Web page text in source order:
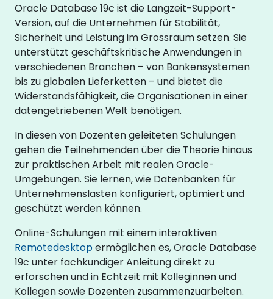
Oracle Database 19c ist die Langzeit-Support-
Version, auf die Unternehmen für Stabilität,
Sicherheit und Leistung im Grossraum setzen. Sie
unterstützt geschäftskritische Anwendungen in
verschiedenen Branchen – von Bankensystemen
bis zu globalen Lieferketten – und bietet die
Widerstandsfähigkeit, die Organisationen in einer
datengetriebenen Welt benötigen.
In diesen von Dozenten geleiteten Schulungen
gehen die Teilnehmenden über die Theorie hinaus
zur praktischen Arbeit mit realen Oracle-
Umgebungen. Sie lernen, wie Datenbanken für
Unternehmenslasten konfiguriert, optimiert und
geschützt werden können.
Online-Schulungen mit einem interaktiven
Remotedesktopermöglichen es, Oracle Database
19c unter fachkundiger Anleitung direkt zu
erforschen und in Echtzeit mit Kolleginnen und
Kollegen sowie Dozenten zusammenzuarbeiten.